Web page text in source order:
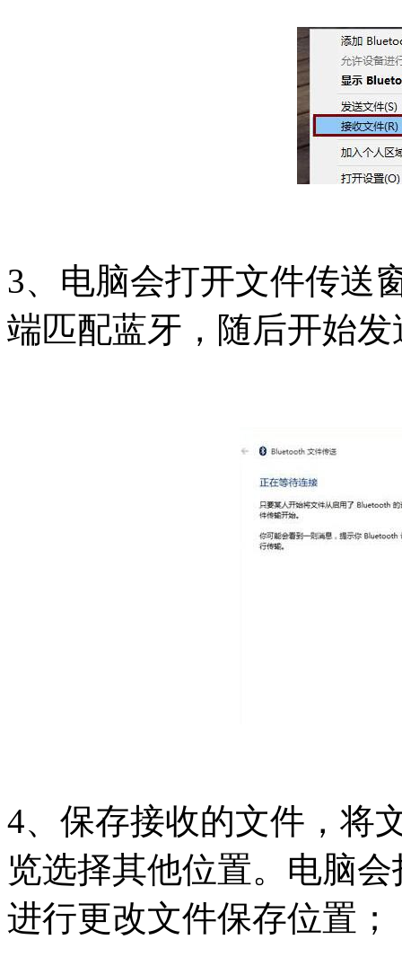
3、电脑会打开文件传送
端匹配蓝牙，随后开始
4、保存接收的文件，将
览选择其他位置。电脑
进行更改文件保存位置；